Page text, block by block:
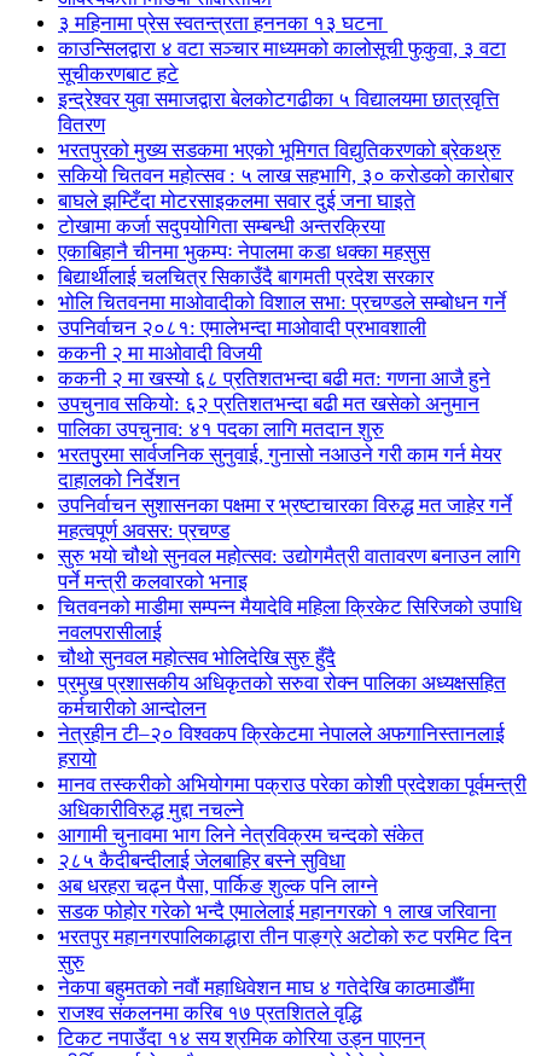
३ महिनामा प्रेस स्वतन्त्रता हननका १३ घटना
काउन्सिलद्वारा ४ वटा सञ्चार माध्यमको कालोसूची फुकुवा, ३ वटा
सूचीकरणबाट हटे
इन्द्रेश्वर युवा समाजद्वारा बेलकोटगढीका ५ विद्यालयमा छात्रवृत्ति
वितरण
भरतपुरको मुख्य सडकमा भएको भूमिगत विद्युतिकरणको ब्रेकथ्रु
सकियो चितवन महोत्सव : ५ लाख सहभागि, ३० करोडको कारोबार
बाघले झम्टिँदा मोटरसाइकलमा सवार दुई जना घाइते
टोखामा कर्जा सदुपयोगिता सम्बन्धी अन्तरक्रिया
एकाबिहानै चीनमा भुकम्पः नेपालमा कडा धक्का महसुस
बिद्यार्थीलाई चलचित्र सिकाउँदै बागमती प्रदेश सरकार
भोलि चितवनमा माओवादीको विशाल सभा: प्रचण्डले सम्बोधन गर्ने
उपनिर्वाचन २०८१: एमालेभन्दा माओवादी प्रभावशाली
ककनी २ मा माओवादी विजयी
ककनी २ मा खस्यो ६८ प्रतिशतभन्दा बढी मत: गणना आजै हुने
उपचुनाव सकियो: ६२ प्रतिशतभन्दा बढी मत खसेको अनुमान
पालिका उपचुनाव: ४१ पदका लागि मतदान शुरु
भरतपुुरमा सार्वजनिक सुनुवाई, गुनासो नआउने गरी काम गर्न मेयर
दाहालको निर्देशन
उपनिर्वाचन सुशासनका पक्षमा र भ्रष्टाचारका विरुद्ध मत जाहेर गर्ने
महत्वपूर्ण अवसर: प्रचण्ड
सुरु भयो चौथो सुनवल महोत्सव: उद्योगमैत्री वातावरण बनाउन लागि
पर्ने मन्त्री कलवारको भनाइ
चितवनको माडीमा सम्पन्न मैयादेवि महिला क्रिकेट सिरिजको उपाधि
नवलपरासीलाई
चौथो सुनवल महोत्सव भोलिदेखि सुरु हुँदै
प्रमुख प्रशासकीय अधिकृतको सरुवा रोक्न पालिका अध्यक्षसहित
कर्मचारीको आन्दोलन
नेत्रहीन टी–२० विश्वकप क्रिकेटमा नेपालले अफगानिस्तानलाई
हरायो
मानव तस्करीको अभियोगमा पक्राउ परेका कोशी प्रदेशका पूर्वमन्त्री
अधिकारीविरुद्ध मुद्दा नचल्ने
आगामी चुनावमा भाग लिने नेत्रविक्रम चन्दको संकेत
२८५ कैदीबन्दीलाई जेलबाहिर बस्ने सुविधा
अब धरहरा चढ्न पैसा, पार्किङ शुल्क पनि लाग्ने
सडक फोहोर गरेको भन्दै एमालेलाई महानगरको १ लाख जरिवाना
भरतपुर महानगरपालिकाद्धारा तीन पाङ्ग्रे अटोको रुट परमिट दिन
सुरु
नेकपा बहुमतको नवौं महाधिवेशन माघ ४ गतेदेखि काठमाडौँमा
राजश्व संकलनमा करिब १७ प्रतशितले वृद्धि
टिकट नपाउँदा १४ सय श्रमिक कोरिया उड्न पाएनन्